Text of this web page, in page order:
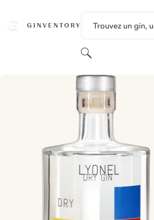
GINVENTORY Trouvez un gin,
Rechercher